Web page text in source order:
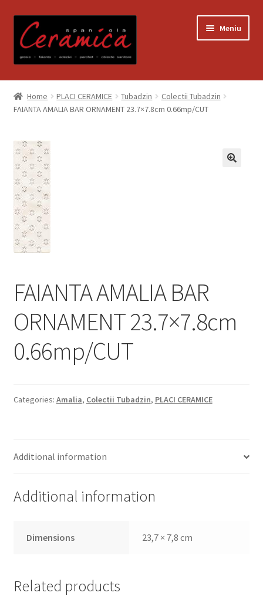
la
navigare
la
conținut
Meniu
Prima pagină
Blog
Contact
Contul meu
Coș
Despre noi
Plata si Livrare
Politică de confidențialitate
Politica de cookie
Plată
Home PLACI CERAMICE Tubadzin
Colectii Tubadzin
FAIANTA AMALIA BAR ORNAMENT 23.7×7.8cm 0.66mp/CUT
FAIANTA AMALIA BAR
ORNAMENT 23.7×7.8cm
0.66mp/CUT
Categories: Amalia, Colectii Tubadzin, PLACI CERAMICE
Additional information
Additional information
Dimensions 23,7 × 7,8 cm
Related products